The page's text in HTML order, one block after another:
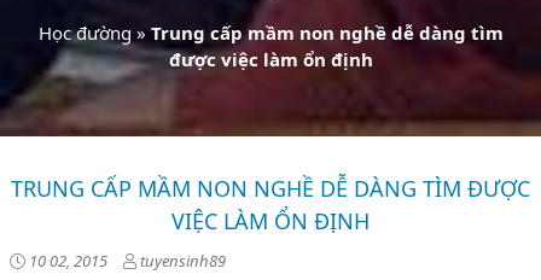
Học đường » Trung cấp mầm non nghề dễ dàng tìm
được việc làm ổn định
TRUNG CẤP MẦM NON NGHỀ DỄ DÀNG TÌM ĐƯỢC
VIỆC LÀM ỔN ĐỊNH
10 02, 2015 tuyensinh89